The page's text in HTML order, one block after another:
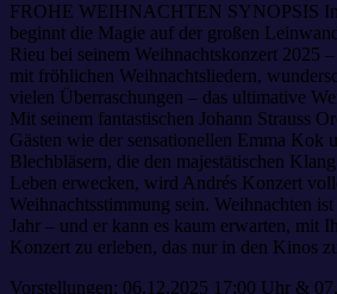
FROHE WEIHNACHTEN SYNOPSIS In
beginnt die Magie auf der großen
Rieu bei seinem Weihnachtskonzert 2025
mit fröhlichen Weihnachtsliedern,
vielen Überraschungen – das ultimative
Mit seinem fantastischen Johann Strauss
Gästen wie der sensationellen Emma Kok
Blechbläsern, die den majestätischen
Leben erwecken, wird Andrés Konzert
Weihnachtsstimmung sein. Weihnachten
Jahr – und er kann es kaum erwarten, mit
Konzert zu erleben, das nur in den Kinos
Vorstellungen: 06.12.2025 17:00 Uhr &